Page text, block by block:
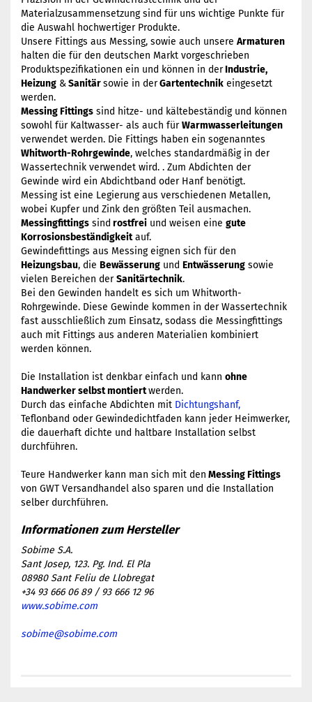
Materialzusammensetzung sind für uns wichtige Punkte für
die Auswahl hochwertiger Produkte.
Unsere Fittings aus Messing, sowie auch unsere Armaturen
halten die für den deutschen Markt vorgeschrieben
Produktspezifikationen ein und können in derIndustrie,
Heizung &Sanitärsowie in derGartentechnik eingesetzt
werden.
Messing Fittings sind hitze- und kältebeständig und können
sowohl für Kaltwasser- als auch fürWarmwasserleitungen
verwendet werden. Die Fittings haben ein sogenanntes
Whitworth-Rohrgewinde, welches standardmäßig in der
Wassertechnik verwendet wird. . Zum Abdichten der
Gewinde wird ein Abdichtband oder Hanf benötigt.
Messing ist eine Legierung aus verschiedenen Metallen,
wobei Kupfer und Zink den größten Teil ausmachen.
Messingfittings sind rostfrei und weisen eine gute
Korrosionsbeständigkeitauf.
Gewindefittings aus Messing eignen sich für den
Heizungsbau, die Bewässerung und Entwässerung sowie
vielen Bereichen derSanitärtechnik.
Bei den Gewinden handelt es sich um Whitworth-
Rohrgewinde. Diese Gewinde kommen in der Wassertechnik
fast ausschließlich zum Einsatz, sodass die Messingfittings
auch mit Fittings aus anderen Materialien kombiniert
werden können.
Die Installation ist denkbar einfach und kann ohne
Handwerker selbst montiertwerden.
Durch das einfache Abdichten mit Dichtungshanf,
Teflonband oder Gewindedichtfaden kann jeder Heimwerker,
die dauerhaft dichte und haltbare Installation selbst
durchführen.
​Teure Handwerker kann man sich mit den Messing Fittings
von GWT Versandhandel also sparen und die Installation
selber durchführen.
Sobime S.A.
Sant Josep, 123. Pg. Ind. El Pla
08980 Sant Feliu de Llobregat
+34 93 666 06 89 / 93 666 12 96
www.sobime.com
sobime@sobime.com